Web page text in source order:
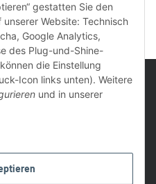
gestatten Sie den
Website: Technisch
Google Analytics,
des Plug-und-Shine-
die Einstellung
Icon links unten). Weitere
und in unserer
des Herstellers für
innerhalb Deutschlands